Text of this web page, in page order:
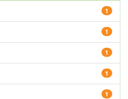
1
1
1
1
1